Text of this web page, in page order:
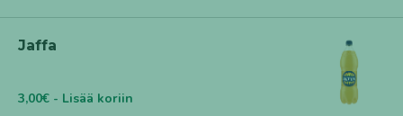
Jaffa
3,00€ - Lisää koriin